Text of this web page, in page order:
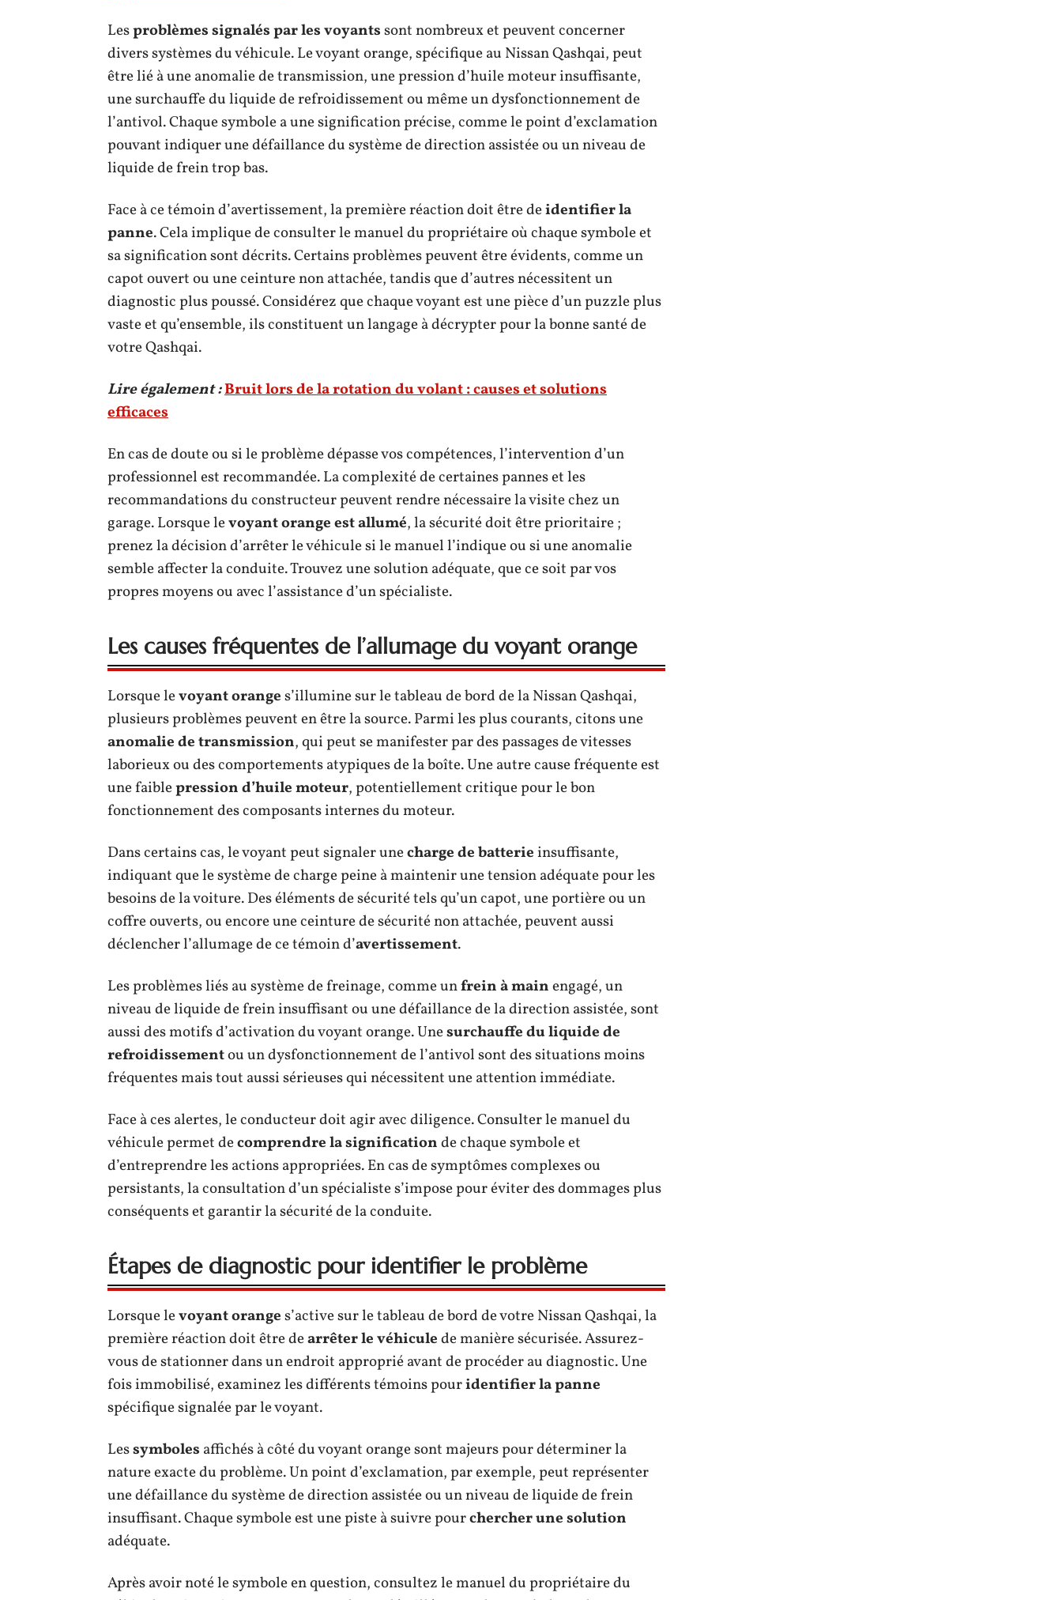
Lesproblèmes signalés par les voyantssont nombreux et peuvent concerner
divers systèmes du véhicule. Le voyant orange, spécifique au Nissan Qashqai, peut
être lié à une anomalie de transmission, une pression d’huile moteur insuffisante,
une surchauffe du liquide de refroidissement ou même un dysfonctionnement de
l’antivol. Chaque symbole a une signification précise, comme le point d’exclamation
pouvant indiquer une défaillance du système de direction assistée ou un niveau de
liquide de frein trop bas.
Face à ce témoin d’avertissement, la première réaction doit être deidentifier la
panne. Cela implique de consulter le manuel du propriétaire où chaque symbole et
sa signification sont décrits. Certains problèmes peuvent être évidents, comme un
capot ouvert ou une ceinture non attachée, tandis que d’autres nécessitent un
diagnostic plus poussé. Considérez que chaque voyant est une pièce d’un puzzle plus
vaste et qu’ensemble, ils constituent un langage à décrypter pour la bonne santé de
votre Qashqai.
Lire également :Bruit lors de la rotation du volant : causes et solutions
efficaces
En cas de doute ou si le problème dépasse vos compétences, l’intervention d’un
professionnel est recommandée. La complexité de certaines pannes et les
recommandations du constructeur peuvent rendre nécessaire la visite chez un
garage. Lorsque levoyant orange est allumé, la sécurité doit être prioritaire ;
prenez la décision d’arrêter le véhicule si le manuel l’indique ou si une anomalie
semble affecter la conduite. Trouvez une solution adéquate, que ce soit par vos
propres moyens ou avec l’assistance d’un spécialiste.
Les causes fréquentes de l’allumage du voyant orange
Lorsque levoyant oranges’illumine sur le tableau de bord de la Nissan Qashqai,
plusieurs problèmes peuvent en être la source. Parmi les plus courants, citons une
anomalie de transmission, qui peut se manifester par des passages de vitesses
laborieux ou des comportements atypiques de la boîte. Une autre cause fréquente est
une faiblepression d’huile moteur, potentiellement critique pour le bon
fonctionnement des composants internes du moteur.
Dans certains cas, le voyant peut signaler unecharge de batterieinsuffisante,
indiquant que le système de charge peine à maintenir une tension adéquate pour les
besoins de la voiture. Des éléments de sécurité tels qu’un capot, une portière ou un
coffre ouverts, ou encore une ceinture de sécurité non attachée, peuvent aussi
déclencher l’allumage de ce témoin d’avertissement.
Les problèmes liés au système de freinage, comme unfrein à mainengagé, un
niveau de liquide de frein insuffisant ou une défaillance de la direction assistée, sont
aussi des motifs d’activation du voyant orange. Unesurchauffe du liquide de
refroidissementou un dysfonctionnement de l’antivol sont des situations moins
fréquentes mais tout aussi sérieuses qui nécessitent une attention immédiate.
Face à ces alertes, le conducteur doit agir avec diligence. Consulter le manuel du
véhicule permet decomprendre la significationde chaque symbole et
d’entreprendre les actions appropriées. En cas de symptômes complexes ou
persistants, la consultation d’un spécialiste s’impose pour éviter des dommages plus
conséquents et garantir la sécurité de la conduite.
Étapes de diagnostic pour identifier le problème
Lorsque levoyant oranges’active sur le tableau de bord de votre Nissan Qashqai, la
première réaction doit être dearrêter le véhiculede manière sécurisée. Assurez-
vous de stationner dans un endroit approprié avant de procéder au diagnostic. Une
fois immobilisé, examinez les différents témoins pouridentifier la panne
spécifique signalée par le voyant.
Lessymboles affichés à côté du voyant orange sont majeurs pour déterminer la
nature exacte du problème. Un point d’exclamation, par exemple, peut représenter
une défaillance du système de direction assistée ou un niveau de liquide de frein
insuffisant. Chaque symbole est une piste à suivre pourchercher une solution
adéquate.
Après avoir noté le symbole en question, consultez le manuel du propriétaire du